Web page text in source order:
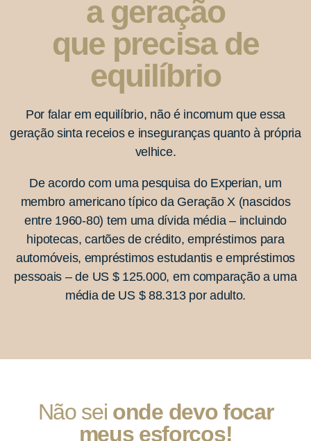
a geração
que precisa de
equilíbrio
Por falar em equilíbrio, não é incomum que essa
geração sinta receios e inseguranças quanto à própria
velhice.
De acordo com uma pesquisa do Experian, um
membro americano típico da Geração X (nascidos
entre 1960-80) tem uma dívida média – incluindo
hipotecas, cartões de crédito, empréstimos para
automóveis, empréstimos estudantis e empréstimos
pessoais – de US $ 125.000, em comparação a uma
média de US $ 88.313 por adulto.
Não sei onde devo focar
meus esforços!